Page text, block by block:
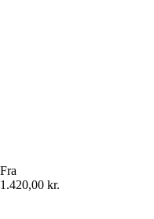
Fra
1.420,00 kr.